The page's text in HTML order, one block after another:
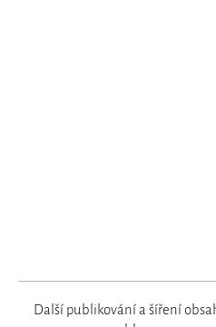
Další publikování a šíření